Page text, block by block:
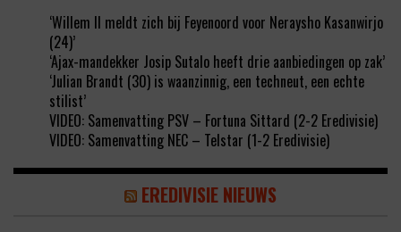
‘Willem II meldt zich bij Feyenoord voor Neraysho Kasanwirjo
(24)’
‘Ajax-mandekker Josip Sutalo heeft drie aanbiedingen op zak’
‘Julian Brandt (30) is waanzinnig, een techneut, een echte
stilist’
VIDEO: Samenvatting PSV – Fortuna Sittard (2-2 Eredivisie)
VIDEO: Samenvatting NEC – Telstar (1-2 Eredivisie)
EREDIVISIE NIEUWS